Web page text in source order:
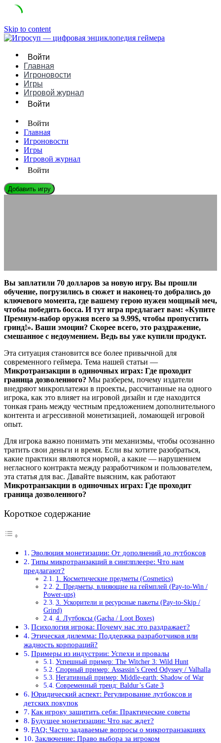
Skip to content
Войти
Главная
Игроновости
Игры
Игровой журнал
Войти
Войти
Главная
Игроновости
Игры
Игровой журнал
Войти
Добавить игру
Вы заплатили 70 долларов за новую игру. Вы прошли
обучение, погрузились в сюжет и наконец-то добрались до
ключевого момента, где вашему герою нужен мощный меч,
чтобы победить босса. И тут игра предлагает вам: «Купите
Премиум-набор оружия всего за 9.99$, чтобы пропустить
гринд!». Ваши эмоции? Скорее всего, это раздражение,
смешанное с недоумением. Ведь вы уже купили продукт.
Эта ситуация становится все более привычной для
современного геймера. Тема нашей статьи —
Микротранзакции в одиночных играх: Где проходит
граница дозволенного? Мы разберем, почему издатели
внедряют микроплатежи в проекты, рассчитанные на одного
игрока, как это влияет на игровой дизайн и где находится
тонкая грань между честным предложением дополнительного
контента и агрессивной монетизацией, ломающей игровой
опыт.
Для игрока важно понимать эти механизмы, чтобы осознанно
тратить свои деньги и время. Если вы хотите разобраться,
какие практики являются нормой, а какие — нарушением
негласного контракта между разработчиком и пользователем,
эта статья для вас. Давайте выясним, как работают
Микротранзакции в одиночных играх: Где проходит
граница дозволенного?
Короткое содержание
Эволюция монетизации: От дополнений до лутбоксов
Типы микротранзакций в синглплеере: Что нам
предлагают?
1. Косметические предметы (Cosmetics)
2. Предметы, влияющие на геймплей (Pay-to-Win /
Power-ups)
3. Ускорители и ресурсные пакеты (Pay-to-Skip /
Grind)
4. Лутбоксы (Gacha / Loot Boxes)
Психология игрока: Почему нас это раздражает?
Этическая дилемма: Поддержка разработчиков или
жадность корпораций?
Примеры из индустрии: Успехи и провалы
Успешный пример: The Witcher 3: Wild Hunt
Спорный пример: Assassin’s Creed Odyssey / Valhalla
Негативный пример: Middle-earth: Shadow of War
Современный тренд: Baldur’s Gate 3
Юридический аспект: Регулирование лутбоксов и
детских покупок
Как игроку защитить себя: Практические советы
Будущее монетизации: Что нас ждет?
FAQ: Часто задаваемые вопросы о микротранзакциях
Заключение: Право выбора за игроком